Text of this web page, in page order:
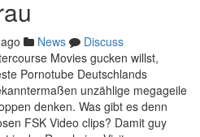
News
Discuss
Movies gucken willst,
Pornotube Deutschlands
unzählige megageile
denken. Was gibt es denn
FSK Video clips? Damit guy